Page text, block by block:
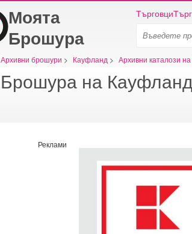
Моята
Брошура
Търговци
Архивни брошури > Кауфланд > Архивни каталози
Брошура на
Реклами